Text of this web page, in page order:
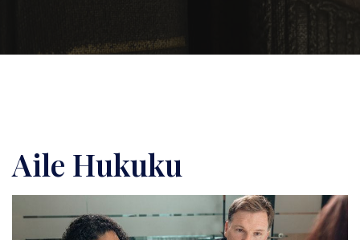
Aile Hukuku